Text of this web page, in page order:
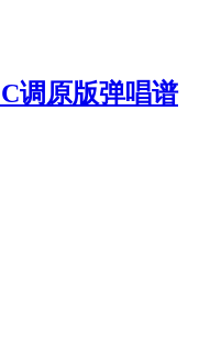
调原版弹唱谱